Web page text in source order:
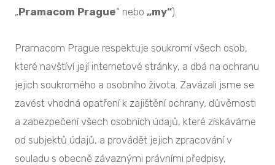
„Pramacom Prague“ nebo „my“).
Pramacom Prague respektuje soukromí všech osob,
které navštíví její internetové stránky, a dbá na ochranu
jejich soukromého a osobního života. Zavázali jsme se
zavést vhodná opatření k zajištění ochrany, důvěrnosti
a zabezpečení všech osobních údajů, které získáváme
od subjektů údajů, a provádět jejich zpracování v
souladu s obecně závaznými právními předpisy,